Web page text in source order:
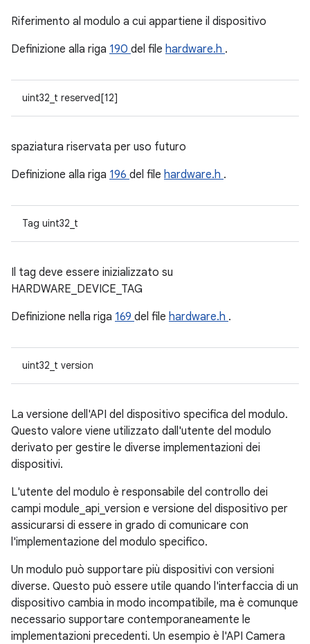
Riferimento al modulo a cui appartiene il dispositivo
Definizione alla riga 190 del file hardware.h .
uint32_t reserved[12]
spaziatura riservata per uso futuro
Definizione alla riga 196 del file hardware.h .
Tag uint32_t
Il tag deve essere inizializzato su
HARDWARE_DEVICE_TAG
Definizione nella riga 169 del file hardware.h .
uint32_t version
La versione dell'API del dispositivo specifica del modulo.
Questo valore viene utilizzato dall'utente del modulo
derivato per gestire le diverse implementazioni dei
dispositivi.
L'utente del modulo è responsabile del controllo dei
campi module_api_version e versione del dispositivo per
assicurarsi di essere in grado di comunicare con
l'implementazione del modulo specifico.
Un modulo può supportare più dispositivi con versioni
diverse. Questo può essere utile quando l'interfaccia di un
dispositivo cambia in modo incompatibile, ma è comunque
necessario supportare contemporaneamente le
implementazioni precedenti. Un esempio è l'API Camera